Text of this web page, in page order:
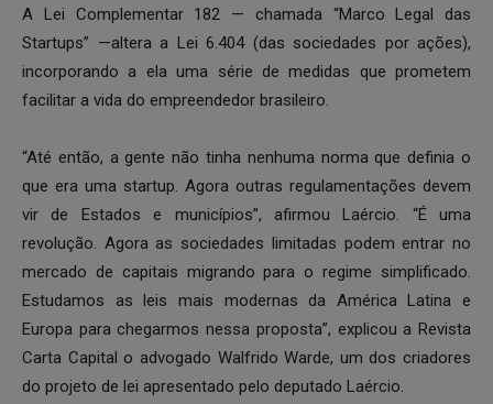
A Lei Complementar 182 — chamada “Marco Legal das
Startups” —altera a Lei 6.404 (das sociedades por ações),
incorporando a ela uma série de medidas que prometem
facilitar a vida do empreendedor brasileiro.
“Até então, a gente não tinha nenhuma norma que definia o
que era uma startup. Agora outras regulamentações devem
vir de Estados e municípios”, afirmou Laércio. “É uma
revolução. Agora as sociedades limitadas podem entrar no
mercado de capitais migrando para o regime simplificado.
Estudamos as leis mais modernas da América Latina e
Europa para chegarmos nessa proposta”, explicou a Revista
Carta Capital o advogado Walfrido Warde, um dos criadores
do projeto de lei apresentado pelo deputado Laércio.